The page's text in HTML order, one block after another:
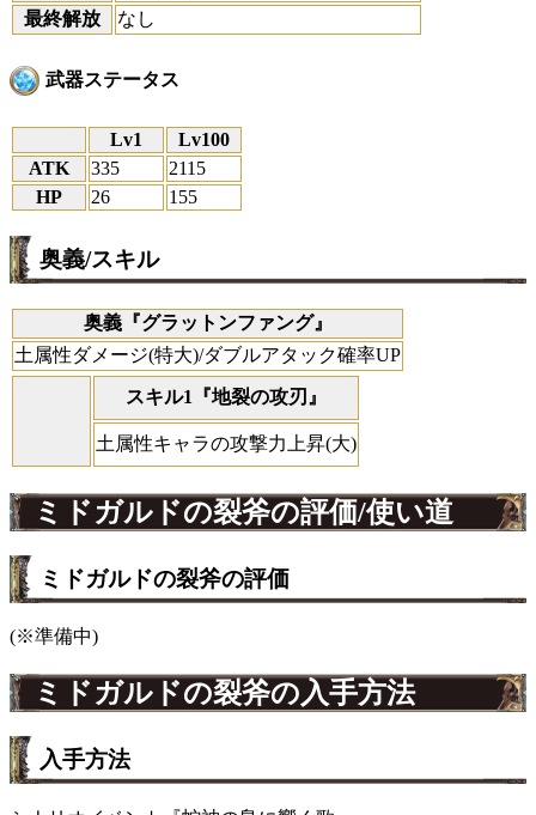
最終解放
なし
武器ステータス
Lv1
Lv100
ATK
335
2115
HP
26 155
奥義/スキル
奥義『グラットンファング』
土属性ダメージ(特大)/ダブルアタック確率UP
スキル1『地裂の攻刃』
土属性キャラの攻撃力上昇(大)
ミドガルドの裂斧の評価/使い道
ミドガルドの裂斧の評価
(※準備中)
ミドガルドの裂斧の入手方法
入手方法